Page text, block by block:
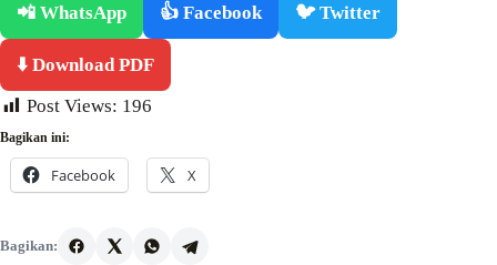
📲 WhatsApp 👍 Facebook 🐦 Twitter
⬇️ Download PDF
Post Views: 196
Bagikan ini:
Facebook X
Bagikan: